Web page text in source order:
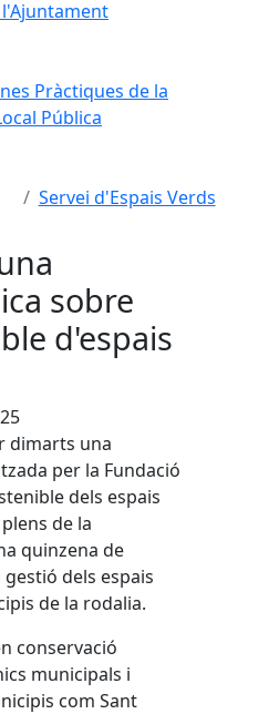
Pràctiques de la
Pública
Servei d'Espais Verds
sobre
d'espais
dimarts una
per la Fundació
dels espais
de la
quinzena de
dels espais
de la rodalia.
conservació
municipals i
com Sant